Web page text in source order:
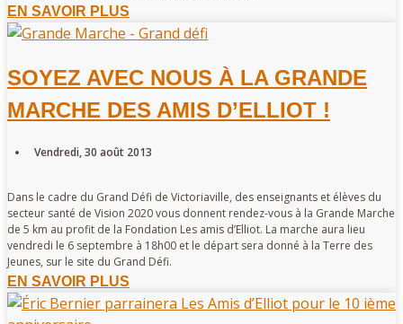
EN SAVOIR PLUS
SOYEZ AVEC NOUS À LA GRANDE
MARCHE DES AMIS D’ELLIOT !
Vendredi, 30 août 2013
Dans le cadre du Grand Défi de Victoriaville, des enseignants et élèves du
secteur santé de Vision 2020 vous donnent rendez-vous à la Grande Marche
de 5 km au profit de la Fondation Les amis d’Elliot. La marche aura lieu
vendredi le 6 septembre à 18h00 et le départ sera donné à la Terre des
Jeunes, sur le site du Grand Défi.
EN SAVOIR PLUS